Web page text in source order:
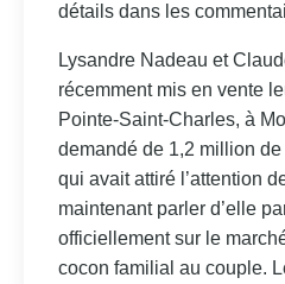
détails dans les
Lysandre Nadeau et
récemment mis en vente
Pointe-Saint-Charles, à
demandé de 1,2 million
qui avait attiré l’attention
maintenant parler d’elle
officiellement sur le
cocon familial au couple.